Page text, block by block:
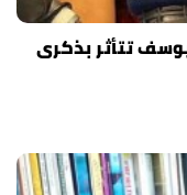
تتأثر بذكرى